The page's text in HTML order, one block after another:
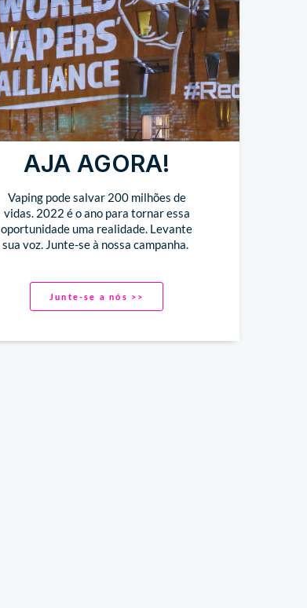
AJA AGORA!
Vaping pode salvar 200 milhões de
vidas. 2022 é o ano para tornar essa
oportunidade uma realidade. Levante
sua voz. Junte-se à nossa campanha.
Junte-se a nós >>